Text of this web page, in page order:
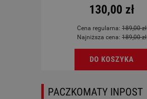
130,00 zł
Cena regularna: 189,00 zł
Najniższa cena: 189,00 zł
DO KOSZYKA
PACZKOMATY INPOST